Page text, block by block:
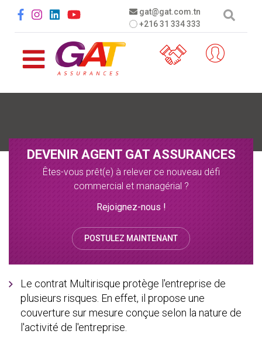
gat@gat.com.tn
+216 31 334 333
Social menu
DEVENIR AGENT GAT ASSURANCES
Êtes-vous prêt(e) à relever ce nouveau défi
commercial et managérial ?
Rejoignez-nous !
POSTULEZ MAINTENANT
Le contrat Multirisque protège l'entreprise de
plusieurs risques. En effet, il propose une
couverture sur mesure conçue selon la nature de
l'activité de l'entreprise.